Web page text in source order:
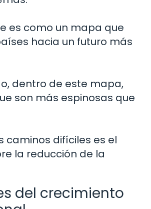
es como un mapa que
hacia un futuro más
dentro de este mapa,
son más espinosas que
caminos difíciles es el
la reducción de la
del crecimiento